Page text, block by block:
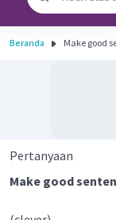
Beranda Make good
Pertanyaan
Make good